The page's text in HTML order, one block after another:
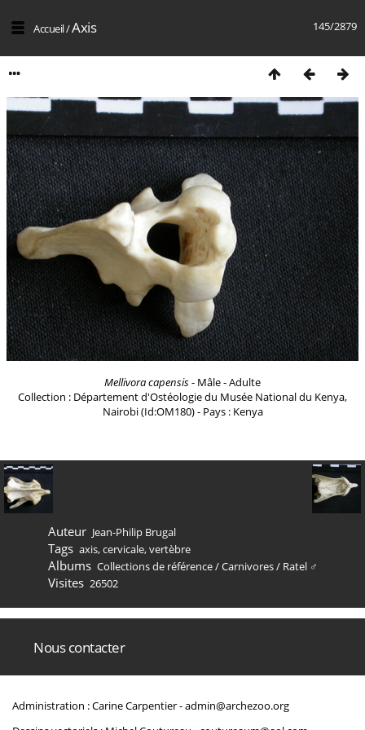
145/2879
Accueil/Axis
Mellivora capensis- Mâle - Adulte
Collection : Département d'Ostéologie du Musée National du Kenya,
Nairobi (Id:OM180) - Pays : Kenya
Auteur Jean-Philip Brugal
Tags axis,cervicale,vertèbre
Albums Collections de référence/Carnivores/ Ratel ♂
Visites 26502
Nous contacter
Administration : Carine Carpentier -admin@archezoo.org